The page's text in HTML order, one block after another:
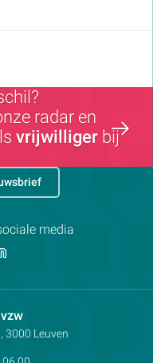
radar en
vrijwilliger bij
Contactpersoon:
3000 Leuven
media